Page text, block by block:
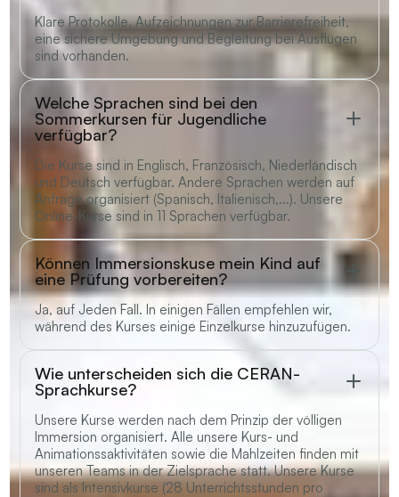
Klare Protokolle, Aufzeichnungen zur Barrierefreiheit,
eine sichere Umgebung und Begleitung bei Ausflügen
sind vorhanden.
Welche Sprachen sind bei den
Sommerkursen für Jugendliche
verfügbar?
Die Kurse sind in Englisch, Französisch, Niederländisch
und Deutsch verfügbar. Andere Sprachen werden auf
Anfrage organisiert (Spanisch, Italienisch,...). Unsere
Online-Kurse sind in 11 Sprachen verfügbar.
Können Immersionskuse mein Kind auf
eine Prüfung vorbereiten?
Ja, auf Jeden Fall. In einigen Fällen empfehlen wir,
während des Kurses einige Einzelkurse hinzuzufügen.
Wie unterscheiden sich die CERAN-
Sprachkurse?
Unsere Kurse werden nach dem Prinzip der völligen
Immersion organisiert. Alle unsere Kurs- und
Animationssaktivitäten sowie die Mahlzeiten finden mit
unseren Teams in der Zielsprache statt. Unsere Kurse
sind als Intensivkurse (28 Unterrichtsstunden pro